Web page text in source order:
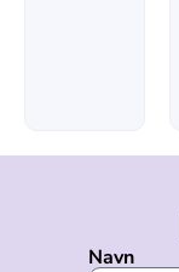
Navn